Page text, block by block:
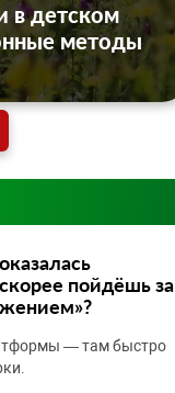
в детском
методы
пойдёшь за
— там быстро